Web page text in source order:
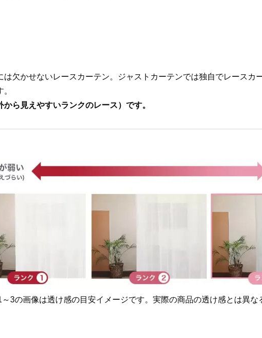
欠かせないレースカーテン。ジャストカーテンでは独自でレースカ
ら見えやすいランクのレース）です。
3の画像は透け感の目安イメージです。実際の商品の透け感とは異な